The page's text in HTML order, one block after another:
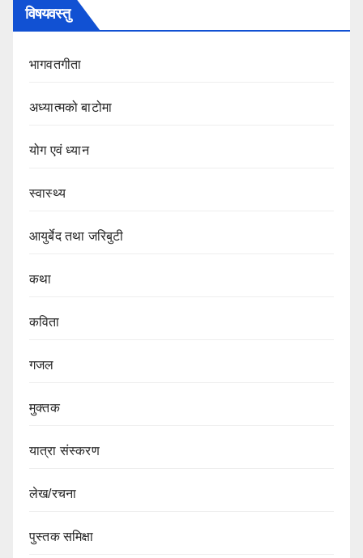
विषयवस्तु
भागवतगीता
अध्यात्मको बाटोमा
योग एवं ध्यान
स्वास्थ्य
आयुर्बेद तथा जरिबुटी
कथा
कविता
गजल
मुक्तक
यात्रा संस्करण
लेख/रचना
पुस्तक समिक्षा